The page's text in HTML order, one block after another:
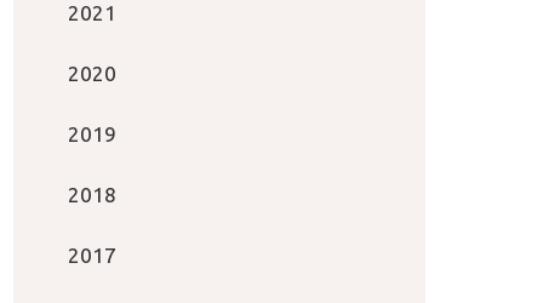
2021
2020
2019
2018
2017